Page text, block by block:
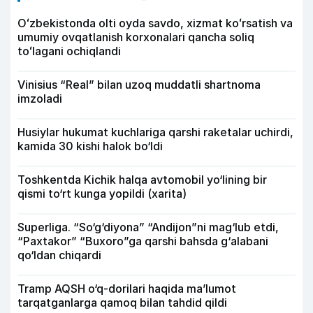
Oʻzbekistonda olti oyda savdo, xizmat koʻrsatish va
umumiy ovqatlanish korxonalari qancha soliq
toʻlagani ochiqlandi
Vinisius “Real” bilan uzoq muddatli shartnoma
imzoladi
Husiylar hukumat kuchlariga qarshi raketalar uchirdi,
kamida 30 kishi halok bo‘ldi
Toshkentda Kichik halqa avtomobil yo‘lining bir
qismi to‘rt kunga yopildi (xarita)
Superliga. “So‘g‘diyona” “Andijon”ni mag‘lub etdi,
“Paxtakor” “Buxoro”ga qarshi bahsda g‘alabani
qo‘ldan chiqardi
Tramp AQSH o‘q-dorilari haqida ma’lumot
tarqatganlarga qamoq bilan tahdid qildi